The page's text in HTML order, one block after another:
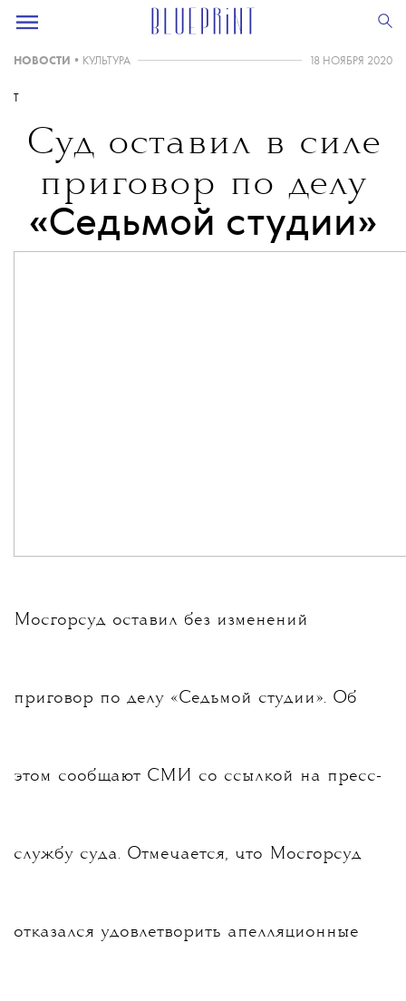
НОВОСТИ • КУЛЬТУРА 18 НОЯБРЯ 2020
T
Суд оставил в силе
приговор по делу
«Седьмой студии»
Мосгорсуд оставил без изменений
приговор по делу «Седьмой студии». Об
этом сообщают СМИ со ссылкой на пресс-
службу суда. Отмечается, что Мосгорсуд
отказался удовлетворить апелляционные